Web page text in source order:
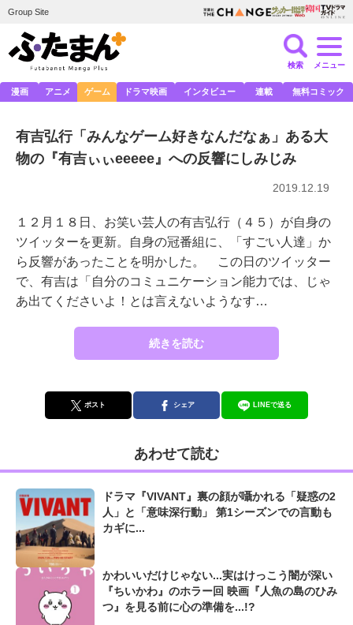
Group Site
検索 メニュー
漫画 アニメ ゲーム ドラマ映画 インタビュー 連載 無料コミック
有吉弘行「みんなゲーム好きなんだなぁ」ある大
物の『有吉ぃぃeeeee』への反響にしみじみ
2019.12.19
１２月１８日、お笑い芸人の有吉弘行（４５）が自身の
ツイッターを更新。自身の冠番組に、「すごい人達」か
ら反響があったことを明かした。 この日のツイッター
で、有吉は「自分のコミュニケーション能力では、じゃ
あ出てくださいよ！とは言えないようなす…
続きを読む
ポスト シェア LINEで送る
あわせて読む
ドラマ『VIVANT』裏の顔が囁かれる「疑惑の2
人」と「意味深行動」 第1シーズンでの言動も
カギに...
かわいいだけじゃない...実はけっこう闇が深い
『ちいかわ』のホラー回 映画『人魚の島のひみ
つ』を見る前に心の準備を...!?